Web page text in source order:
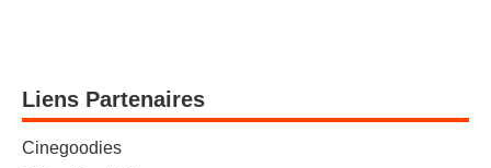
Liens Partenaires
Cinegoodies